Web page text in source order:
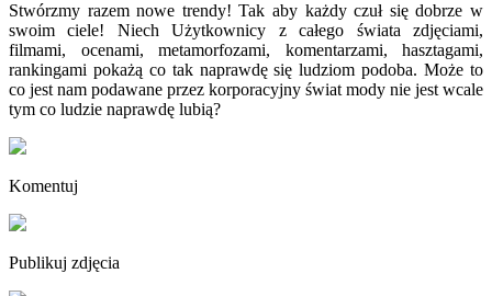
Stwórzmy razem nowe trendy! Tak aby każdy czuł się dobrze w
swoim ciele! Niech Użytkownicy z całego świata zdjęciami,
filmami, ocenami, metamorfozami, komentarzami, hasztagami,
rankingami pokażą co tak naprawdę się ludziom podoba. Może to
co jest nam podawane przez korporacyjny świat mody nie jest wcale
tym co ludzie naprawdę lubią?
Komentuj
Publikuj zdjęcia